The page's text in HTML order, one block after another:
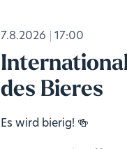
7.8.2026 17:00
des Bieres
Es wird bierig! 🍻